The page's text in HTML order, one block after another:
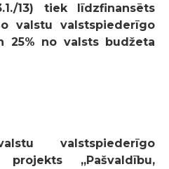
13) tiek līdzfinansēts
valstu valstspiederīgo
25% no valsts budžeta
valstspiederīgo
„Pašvaldību,